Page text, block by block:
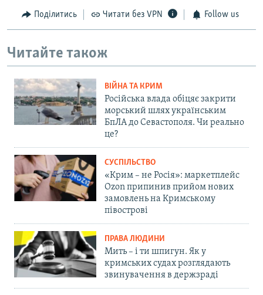
Поділитись Читати без VPN Follow us
Читайте також
ВІЙНА ТА КРИМ
Російська влада обіцяє закрити
морський шлях українським
БпЛА до Севастополя. Чи реально
це?
СУСПІЛЬСТВО
«Крим – не Росія»: маркетплейс
Ozon припинив прийом нових
замовлень на Кримському
півострові
ПРАВА ЛЮДИНИ
Мить – і ти шпигун. Як у
кримських судах розглядають
звинувачення в держзраді